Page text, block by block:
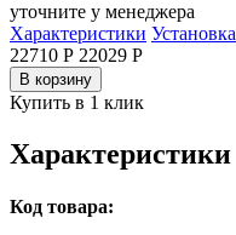
уточните у менеджера
Характеристики Установка
22710 Р 22029 Р
В корзину
Купить в 1 клик
Характеристики
Код товара: